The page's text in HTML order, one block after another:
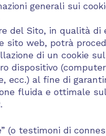
generali sui
del Sito, in qualità di
sito web, potrà
di un cookie
dispositivo
ecc.) al fine di
fluida e ottimale
(o testimoni di